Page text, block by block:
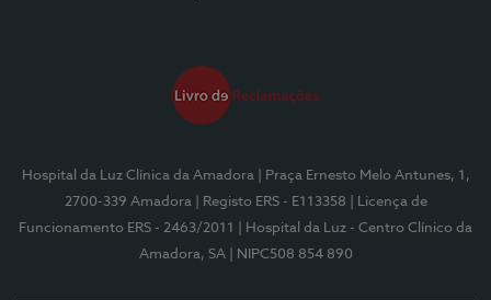
Hospital da Luz Clínica da Amadora
| Praça Ernesto Melo Antunes, 1,
2700-339 Amadora
| Registo ERS - E113358
| Licença de
Funcionamento ERS - 2463/2011
| Hospital da Luz - Centro Clínico da
Amadora, SA
| NIPC508 854 890